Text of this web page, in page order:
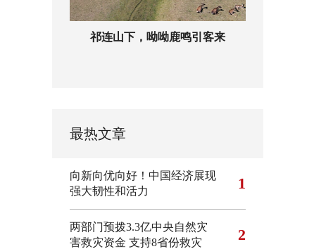
祁连山下，呦呦鹿鸣引客来
最热文章
向新向优向好！中国经济展现
强大韧性和活力
1
两部门预拨3.3亿中央自然灾
害救灾资金 支持8省份救灾
2